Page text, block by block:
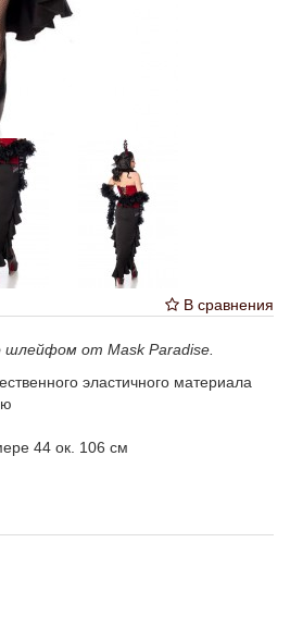
В сравнения
шлейфом от Mask Paradise.
эластичного материала
44 ок. 106 см